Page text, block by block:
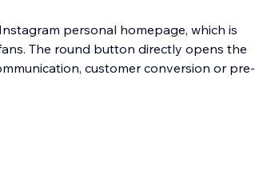
personal homepage, which is
The round button directly opens the
customer conversion or pre-